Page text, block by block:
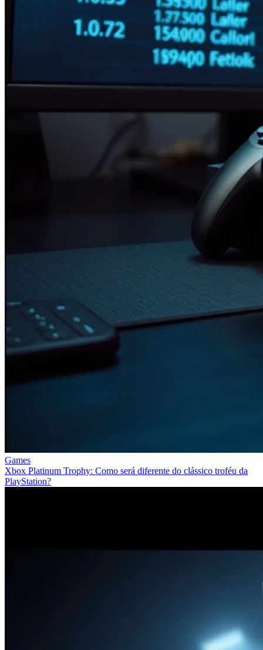
Games
Xbox Platinum Trophy: Como será diferente do clássico troféu da
PlayStation?